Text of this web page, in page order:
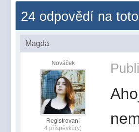
24 odpovědí na
Magda
Nováček
Registrovaní
4 příspěvků(y)